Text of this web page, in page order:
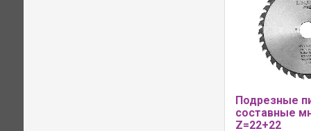
Подрезные
составные
Z=22+22